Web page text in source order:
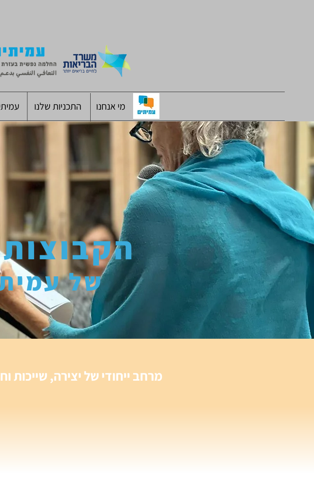
מי אנחנו התכניות שלנו
של
מרחב ייחודי של יצירה, שייכות